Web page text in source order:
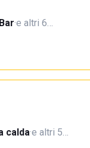
Bar·e altri 6…
calda·e altri 5…